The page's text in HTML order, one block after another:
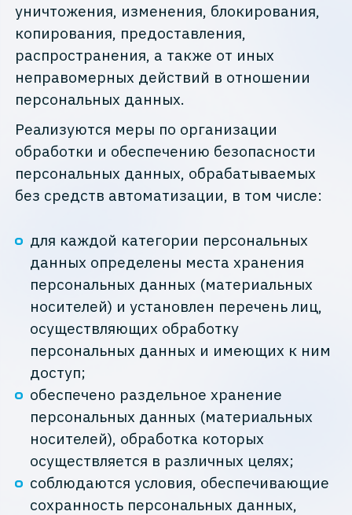
уничтожения, изменения, блокирования,
копирования, предоставления,
распространения, а также от иных
неправомерных действий в отношении
персональных данных.
Реализуются меры по организации
обработки и обеспечению безопасности
персональных данных, обрабатываемых
без средств автоматизации, в том числе:
для каждой категории персональных
данных определены места хранения
персональных данных (материальных
носителей) и установлен перечень лиц,
осуществляющих обработку
персональных данных и имеющих к ним
доступ;
обеспечено раздельное хранение
персональных данных (материальных
носителей), обработка которых
осуществляется в различных целях;
соблюдаются условия, обеспечивающие
сохранность персональных данных,